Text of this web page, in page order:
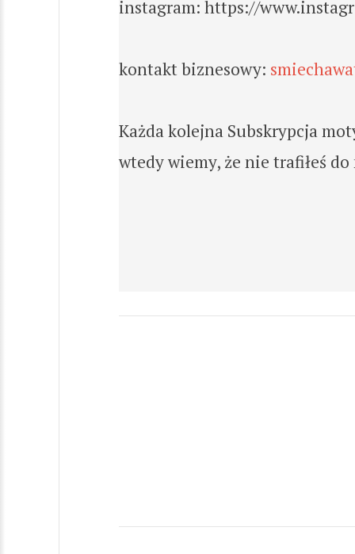
instagram: https://
kontakt biznesowy:
Każda kolejna Subskrypcja
wtedy wiemy, że nie trafiłeś